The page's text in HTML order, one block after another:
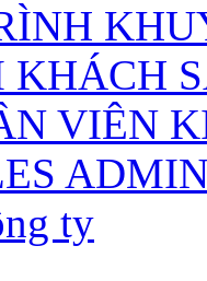
KHÁCH
VIÊN
ty